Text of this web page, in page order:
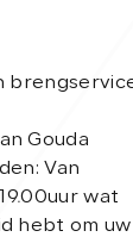
Gouda
Van
wat
hebt om uw